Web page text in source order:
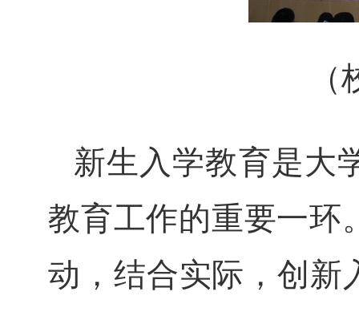
新生入学教育是大
教育工作的重要一环
动，结合实际，创新